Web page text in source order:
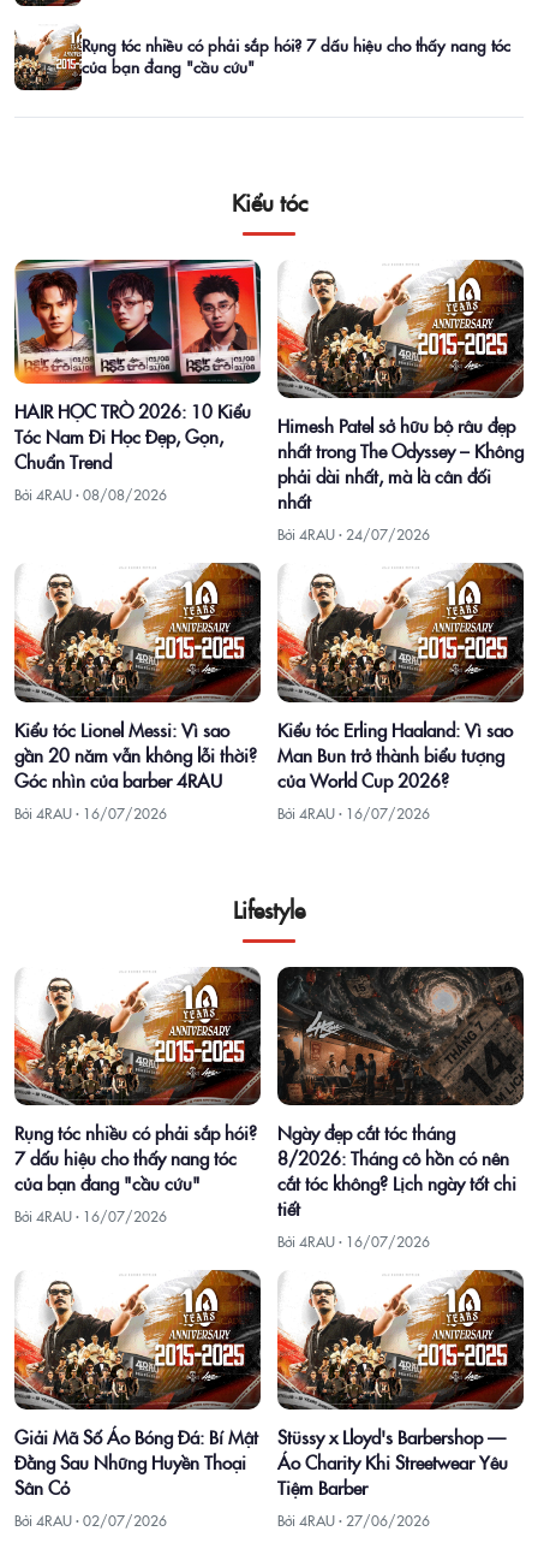
Rụng tóc nhiều có phải sắp hói? 7 dấu hiệu cho thấy nang tóc
của bạn đang "cầu cứu"
Kiểu tóc
HAIR HỌC TRÒ 2026: 10 Kiểu
Tóc Nam Đi Học Đẹp, Gọn,
Chuẩn Trend
Bởi 4RAU ·08/08/2026
Himesh Patel sở hữu bộ râu đẹp
nhất trong The Odyssey – Không
phải dài nhất, mà là cân đối
nhất
Bởi 4RAU · 24/07/2026
Kiểu tóc Lionel Messi: Vì sao
gần 20 năm vẫn không lỗi thời?
Góc nhìn của barber 4RAU
Bởi 4RAU · 16/07/2026
Kiểu tóc Erling Haaland: Vì sao
Man Bun trở thành biểu tượng
của World Cup 2026?
Bởi 4RAU · 16/07/2026
Lifestyle
Rụng tóc nhiều có phải sắp hói?
7 dấu hiệu cho thấy nang tóc
của bạn đang "cầu cứu"
Bởi 4RAU · 16/07/2026
Ngày đẹp cắt tóc tháng
8/2026: Tháng cô hồn có nên
cắt tóc không? Lịch ngày tốt chi
tiết
Bởi 4RAU · 16/07/2026
Giải Mã Số Áo Bóng Đá: Bí Mật
Đằng Sau Những Huyền Thoại
Sân Cỏ
Bởi 4RAU ·02/07/2026
Stüssy x Lloyd's Barbershop —
Áo Charity Khi Streetwear Yêu
Tiệm Barber
Bởi 4RAU · 27/06/2026